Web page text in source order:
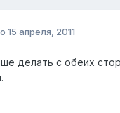
15 апреля, 2011
делать с обеих